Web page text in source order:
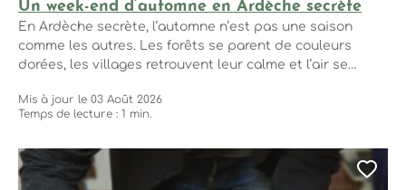
Un week-end d’automne en Ardèche secrète
En Ardèche secrète, l’automne n’est pas une saison
comme les autres. Les forêts se parent de couleurs
dorées, les villages retrouvent leur calme et l’air se
idéal pour un week-end qui mêle balades dans la
châtaigneraie, pauses cocooning au coin du feu et
Mis à jour le 03 Août 2026
Temps de lecture : 1 min.